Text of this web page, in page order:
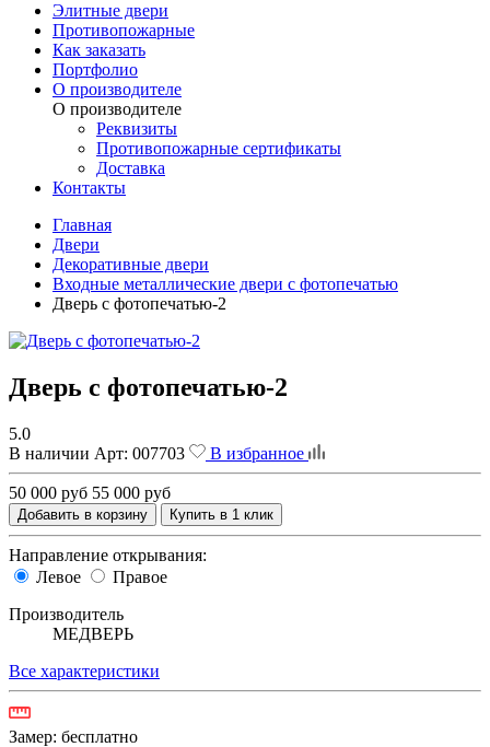
Элитные двери
Противопожарные
Как заказать
Портфолио
О производителе
О производителе
Реквизиты
Противопожарные сертификаты
Доставка
Контакты
Главная
Двери
Декоративные двери
Входные металлические двери с фотопечатью
Дверь с фотопечатью-2
Дверь с фотопечатью-2
5.0
В наличии Арт: 007703 В избранное
50 000 руб 55 000 руб
Добавить в корзину Купить в 1 клик
Направление открывания:
Левое
Правое
Производитель
МЕДВЕРЬ
Все характеристики
Замер: бесплатно